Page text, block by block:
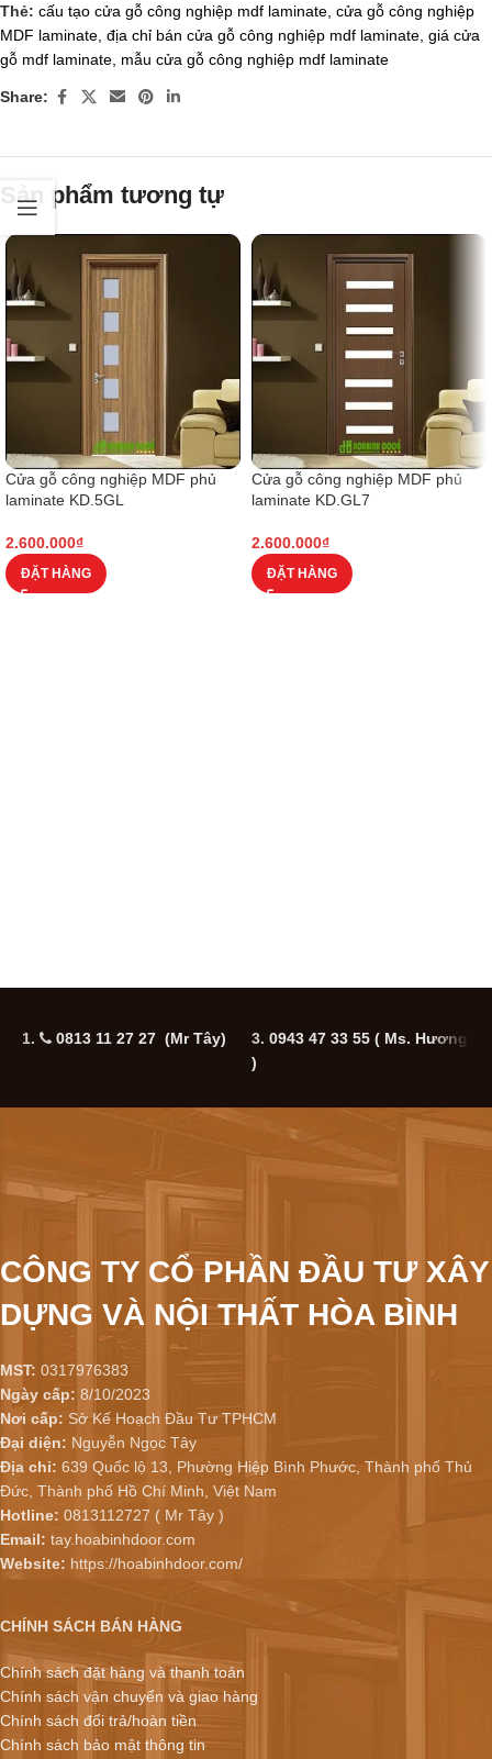
Thẻ: cấu tạo cửa gỗ công nghiệp mdf laminate cửa gỗ công nghiệp
MDF laminate địa chỉ bán cửa gỗ công nghiệp mdf laminate giá cửa
gỗ mdf laminate mẫu cửa gỗ công nghiệp mdf laminate
Share:
Sản phẩm tương tự
Cửa gỗ công nghiệp MDF phủ
laminate KD.5GL
2.600.000₫
ĐẶT HÀNG
Cửa gỗ công nghiệp MDF phủ
laminate KD.GL7
2.600.000₫
ĐẶT HÀNG
1. 0813 11 27 27 (Mr Tây) 3. 0943 47 33 55 ( Ms. Hương
)
CÔNG TY CỔ PHẦN ĐẦU TƯ XÂY
DỰNG VÀ NỘI THẤT HÒA BÌNH
MST: 0317976383
Ngày cấp: 8/10/2023
Nơi cấp: Sở Kế Hoạch Đầu Tư TPHCM
Đại diện: Nguyễn Ngọc Tây
Địa chỉ: 639 Quốc lộ 13, Phường Hiệp Bình Phước, Thành phố Thủ
Đức, Thành phố Hồ Chí Minh, Việt Nam
Hotline: 0813112727 ( Mr Tây )
Email: tay.hoabinhdoor.com
Website: https://hoabinhdoor.com/
CHÍNH SÁCH BÁN HÀNG
Chính sách đặt hàng và thanh toán
Chính sách vận chuyển và giao hàng
Chính sách đổi trả/hoàn tiền
Chính sách bảo mật thông tin